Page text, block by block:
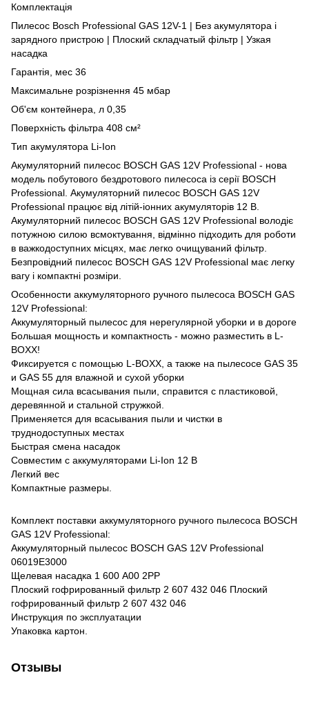
Комплектація
Пилесос Bosch Professional GAS 12V-1 | Без акумулятора і
зарядного пристрою | Плоский складчатый фільтр | Узкая
насадка
Гарантія, мес 36
Максимальне розрізнення 45 мбар
Об'єм контейнера, л 0,35
Поверхність фільтра 408 см²
Тип акумулятора Li-Ion
Акумуляторний пилесос BOSCH GAS 12V Professional - нова
модель побутового бездротового пилесоса із серії BOSCH
Professional. Акумуляторний пилесос BOSCH GAS 12V
Professional працює від літій-іонних акумуляторів 12 В.
Акумуляторний пилесос BOSCH GAS 12V Professional володіє
потужною силою всмоктування, відмінно підходить для роботи
в важкодоступних місцях, має легко очищуваний фільтр.
Безпровідний пилесос BOSCH GAS 12V Professional має легку
вагу і компактні розміри.
Особенности аккумуляторного ручного пылесоса BOSCH GAS
12V Professional:
Аккумуляторный пылесос для нерегулярной уборки и в дороге
Большая мощность и компактность - можно разместить в L-
BOXX!
Фиксируется с помощью L-BOXX, а также на пылесосе GAS 35
и GAS 55 для влажной и сухой уборки
Мощная сила всасывания пыли, справится с пластиковой,
деревянной и стальной стружкой.
Применяется для всасывания пыли и чистки в
труднодоступных местах
Быстрая смена насадок
Совместим с аккумуляторами Li-Ion 12 В
Легкий вес
Компактные размеры.
Комплект поставки аккумуляторного ручного пылесоса BOSCH
GAS 12V Professional:
Аккумуляторный пылесос BOSCH GAS 12V Professional
06019E3000
Щелевая насадка 1 600 A00 2PP
Плоский гофрированный фильтр 2 607 432 046 Плоский
гофрированный фильтр 2 607 432 046
Инструкция по эксплуатации
Упаковка картон.
Отзывы